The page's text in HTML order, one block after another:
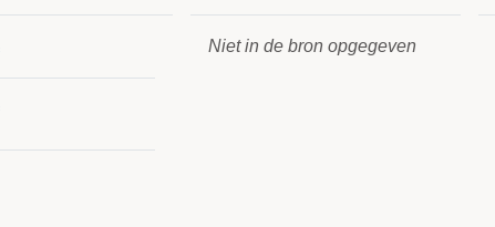
Niet in de bron opgegeven